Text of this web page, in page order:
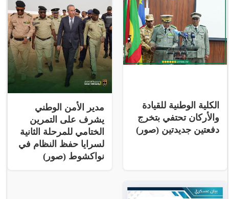
الكلية الوطنية للقيادة
والأركان تحتفي بتخرج
دفعتين جديدتين (صور)
مدير الأمن الوطني
يشرف على التمرين
الختامي للمرحلة الثانية
لسرايا حفظ النظام في
نواكشوط (صور)